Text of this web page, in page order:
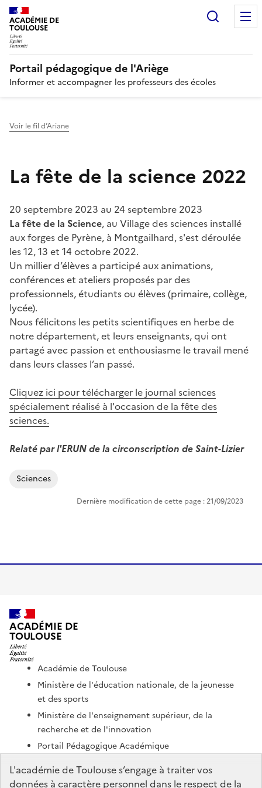
ACADÉMIE DE
TOULOUSE
Portail pédagogique de l'Ariège
Informer et accompagner les professeurs des écoles
Voir le fil d’Ariane
La fête de la science 2022
20 septembre 2023 au 24 septembre 2023
La fête de la Science, au Village des sciences installé
aux forges de Pyrène, à Montgailhard, s'est déroulée
les 12, 13 et 14 octobre 2022.
Un millier d’élèves a participé aux animations,
conférences et ateliers proposés par des
professionnels, étudiants ou élèves (primaire, collège,
lycée).
Nous félicitons les petits scientifiques en herbe de
notre département, et leurs enseignants, qui ont
partagé avec passion et enthousiasme le travail mené
dans leurs classes l’an passé.
Cliquez ici pour télécharger le journal sciences
spécialement réalisé à l'occasion de la fête des
sciences.
Relaté par l'ERUN de la circonscription de Saint-Lizier
Sciences
Dernière modification de cette page : 21/09/2023
ACADÉMIE DE
TOULOUSE
Académie de Toulouse
Ministère de l'éducation nationale, de la jeunesse
et des sports
Ministère de l'enseignement supérieur, de la
recherche et de l'innovation
Portail Pédagogique Académique
Nous contacter
L'académie de Toulouse s’engage à traiter vos
données à caractère personnel dans le respect de la